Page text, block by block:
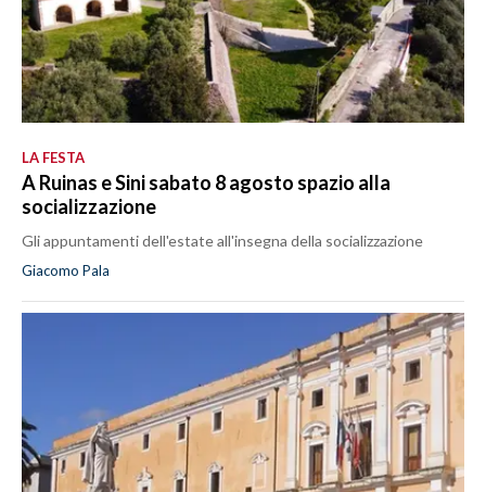
LA FESTA
A Ruinas e Sini sabato 8 agosto spazio alla
socializzazione
Gli appuntamenti dell'estate all'insegna della socializzazione
Giacomo Pala